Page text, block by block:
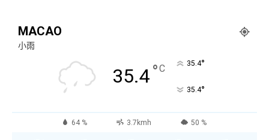
MACAO
小雨
35.4°C 35.4°
35.4°
64 % 3.7kmh 50 %